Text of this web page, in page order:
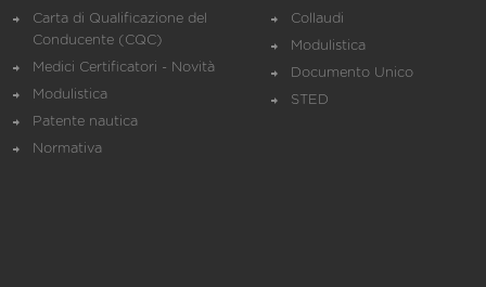
Carta di Qualificazione del
Conducente (CQC)
Medici Certificatori - Novità
Modulistica
Patente nautica
Normativa
Collaudi
Modulistica
Documento Unico
STED